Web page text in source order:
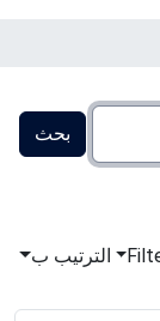
الترتيب ب